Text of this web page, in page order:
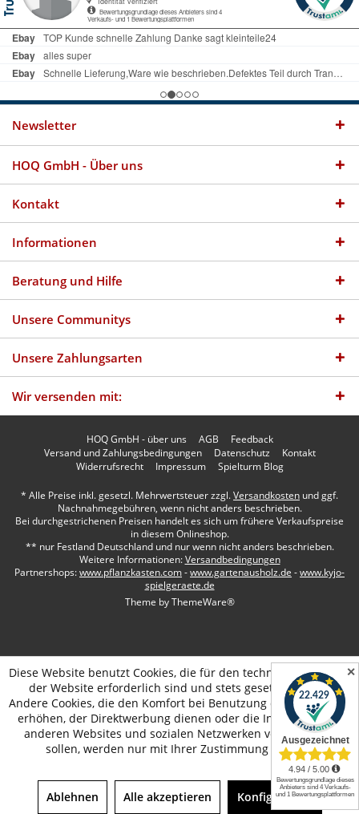
✕
Newsletter
HOQ GmbH - Über uns
Kontakt
Informationen
Beratung und Hilfe
Unsere Communitys
Unsere Zahlungsarten
Wir versenden mit:
HOQ GmbH - über uns AGB
Feedback
Versand und Zahlungsbedingungen
Datenschutz
Kontakt
Widerrufsrecht
Impressum Spielturm Blog
* Alle Preise inkl. gesetzl. Mehrwertsteuer zzgl.Versandkosten und ggf.
Nachnahmegebühren, wenn nicht anders beschrieben.
Bei durchgestrichenen Preisen handelt es sich um frühere Verkaufspreise
in diesem Onlineshop.
** nur Festland Deutschland und nur wenn nicht anders beschrieben.
Weitere Informationen:Versandbedingungen
Partnershops:www.pflanzkasten.com-www.gartenausholz.de -www.kyjo-
spielgeraete.de
Theme byThemeWare®
Diese Website benutzt Cookies, die für den technischen Betrieb
der Website erforderlich sind und stets gesetzt werden.
Andere Cookies, die den Komfort bei Benutzung dieser Website
erhöhen, der Direktwerbung dienen oder die Interaktion mit
anderen Websites und sozialen Netzwerken vereinfachen
sollen, werden nur mit Ihrer Zustimmung gesetzt.
Ablehnen Alle akzeptieren Konfigurieren